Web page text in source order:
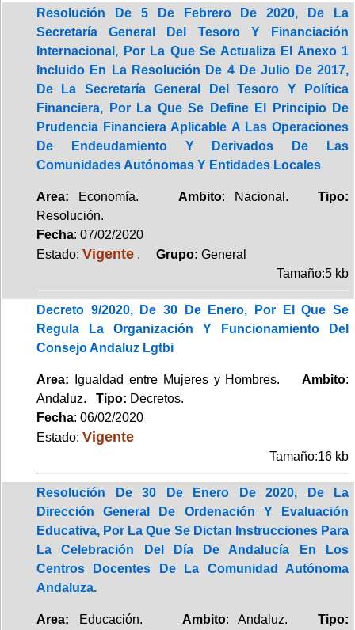
Resolución De 5 De Febrero De 2020, De La
Secretaría General Del Tesoro Y Financiación
Internacional, Por La Que Se Actualiza El Anexo 1
Incluido En La Resolución De 4 De Julio De 2017,
De La Secretaría General Del Tesoro Y Política
Financiera, Por La Que Se Define El Principio De
Prudencia Financiera Aplicable A Las Operaciones
De Endeudamiento Y Derivados De Las
Comunidades Autónomas Y Entidades Locales
Area: Economía. Ambito: Nacional.Tipo:
Resolución.
Fecha: 07/02/2020
Estado: Vigente . Grupo: General
Tamaño:5 kb
Decreto 9/2020, De 30 De Enero, Por El Que Se
Regula La Organización Y Funcionamiento Del
Consejo Andaluz Lgtbi
Area: Igualdad entre Mujeres y Hombres. Ambito:
Andaluz. Tipo: Decretos.
Fecha: 06/02/2020
Estado: Vigente
Tamaño:16 kb
Resolución De 30 De Enero De 2020, De La
Dirección General De Ordenación Y Evaluación
Educativa, Por La Que Se Dictan Instrucciones Para
La Celebración Del Día De Andalucía En Los
Centros Docentes De La Comunidad Autónoma
Andaluza.
Area: Educación. Ambito: Andaluz.Tipo: